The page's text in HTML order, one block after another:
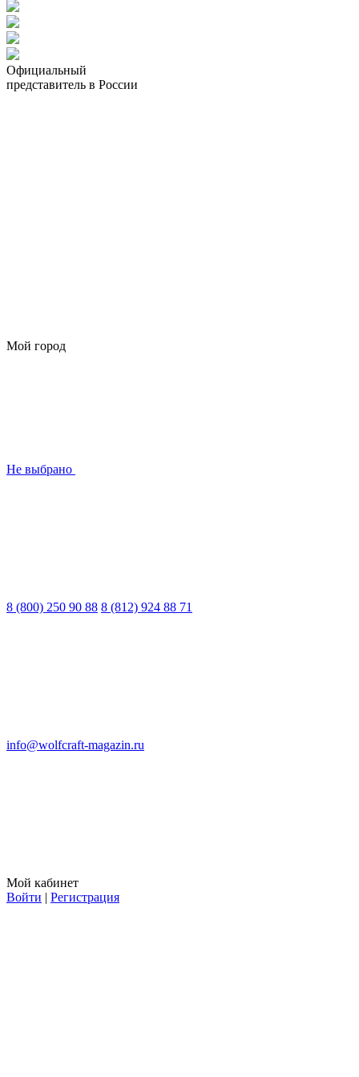
Официальный
представитель в России
Мой город
Не выбрано
8 (800) 250 90 88 8 (812) 924 88 71
info@wolfcraft-magazin.ru
Мой кабинет
Войти | Регистрация